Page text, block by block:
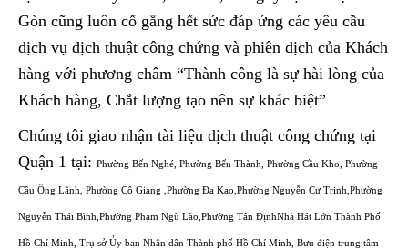
Gòn cũng luôn cố gắng hết sức đáp ứng các yêu cầu
dịch vụ dịch thuật công chứng và phiên dịch của Khách
hàng với phương châm “Thành công là sự hài lòng của
Khách hàng, Chắt lượng tạo nên sự khác biệt”
Chúng tôi giao nhận tài liệu dịch thuật công chứng tại
Quận 1 tại: Phường Bến Nghé, Phường Bến Thành, Phường Cầu Kho, Phường
Cầu Ông Lãnh, Phường Cô Giang ,Phường Đa Kao,Phường Nguyễn Cư Trinh,Phường
Nguyễn Thái Bình,Phường Phạm Ngũ Lão,Phường Tân ĐịnhNhà Hát Lớn Thành Phố
Hồ Chí Minh, Trụ sở Ủy ban Nhân dân Thành phố Hồ Chí Minh, Bưu điện trung tâm